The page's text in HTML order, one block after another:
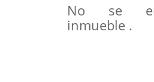
No se
inmueble .